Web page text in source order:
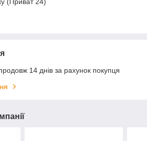
(Приват 24)
14 днів за рахунок покупця